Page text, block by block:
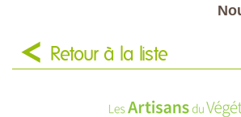
Retour à la liste